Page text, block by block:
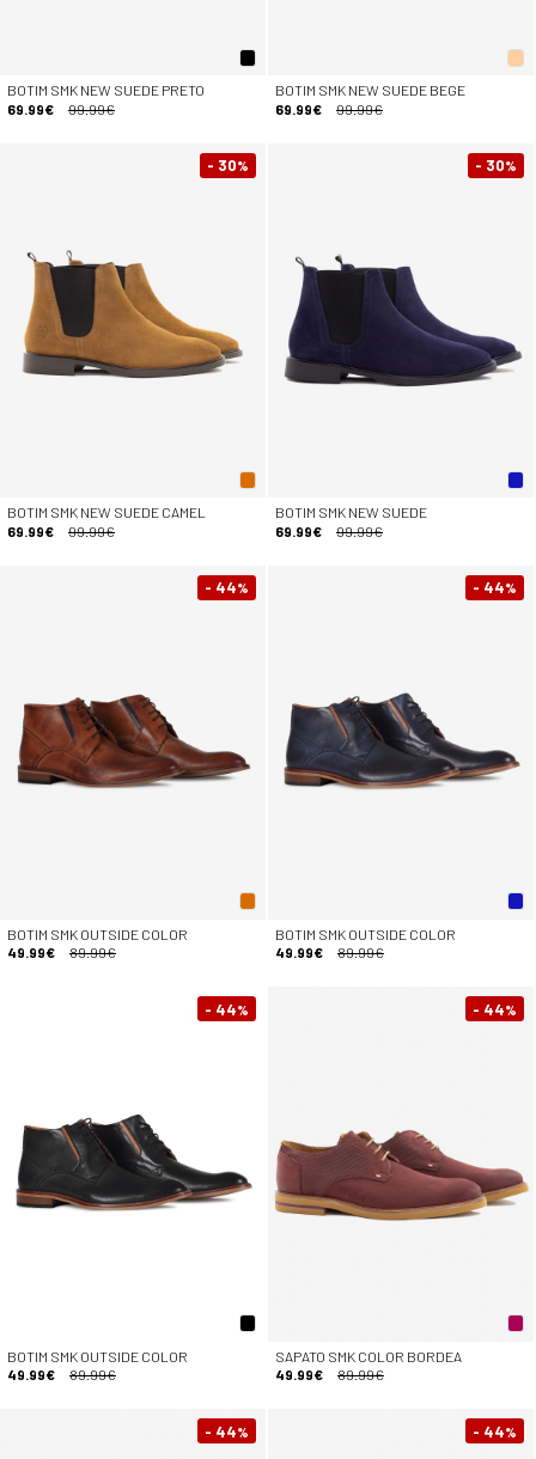
BOTIM SMK NEW SUEDE PRETO
69.99€
99.99€
BOTIM SMK NEW SUEDE BEGE
69.99€
99.99€
- 30%
BOTIM SMK NEW SUEDE CAMEL
69.99€
99.99€
- 30%
BOTIM SMK NEW SUEDE
69.99€
99.99€
- 44%
BOTIM SMK OUTSIDE COLOR
49.99€
89.99€
- 44%
BOTIM SMK OUTSIDE COLOR
49.99€
89.99€
- 44%
BOTIM SMK OUTSIDE COLOR
49.99€
89.99€
- 44%
SAPATO SMK COLOR BORDEA
49.99€
89.99€
- 44% - 44%